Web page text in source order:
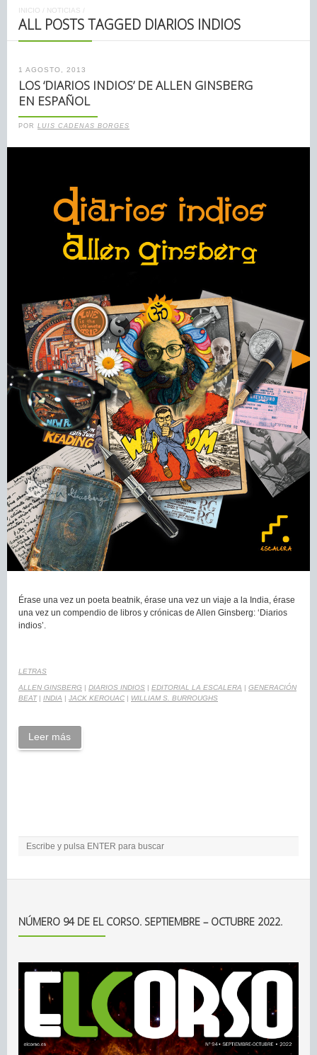
INICIO / NOTICIAS /
ALL POSTS TAGGED DIARIOS INDIOS
1 AGOSTO, 2013
LOS ‘DIARIOS INDIOS’ DE ALLEN GINSBERG
EN ESPAÑOL
POR LUIS CADENAS BORGES
Érase una vez un poeta beatnik, érase una vez un viaje a la India, érase
una vez un compendio de libros y crónicas de Allen Ginsberg: ‘Diarios
indios’.
LETRAS
ALLEN GINSBERG | DIARIOS INDIOS | EDITORIAL LA ESCALERA | GENERACIÓN
BEAT| INDIA | JACK KEROUAC | WILLIAM S. BURROUGHS
Leer más
NÚMERO 94 DE EL CORSO. SEPTIEMBRE – OCTUBRE 2022.